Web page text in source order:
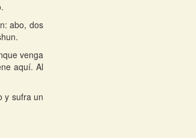
abo, dos
venga
aquí. Al
y sufra un